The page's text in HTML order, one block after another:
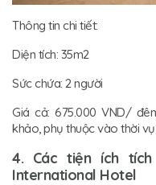
Thông tin chi tiết:
Diện tích: 35m2
Sức chứa: 2 người
Giá cả: 675.000 VND/
khảo, phụ thuộc vào thời
4. Các tiện ích
International Hotel